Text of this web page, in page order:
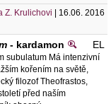
Z. Krulichovi | 16.06. 2016
- kardamon EL
subulatum Má intenzivní
kořením na světě,
filozof Theofrastos,
před naším